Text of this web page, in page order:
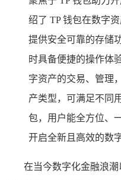
绍了 TP 钱包在数字
提供安全可靠的存储
时具备便捷的操作体
字资产的交易、管理
产类型，可满足不同
包，用户能全方位、
开启全新且高效的数
在当今数字化金融浪